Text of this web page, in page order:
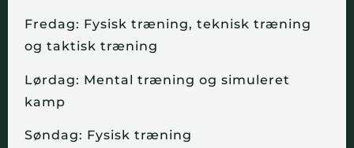
Fredag: Fysisk træning, teknisk træning
og taktisk træning
Lørdag: Mental træning og simuleret
kamp
Søndag: Fysisk træning